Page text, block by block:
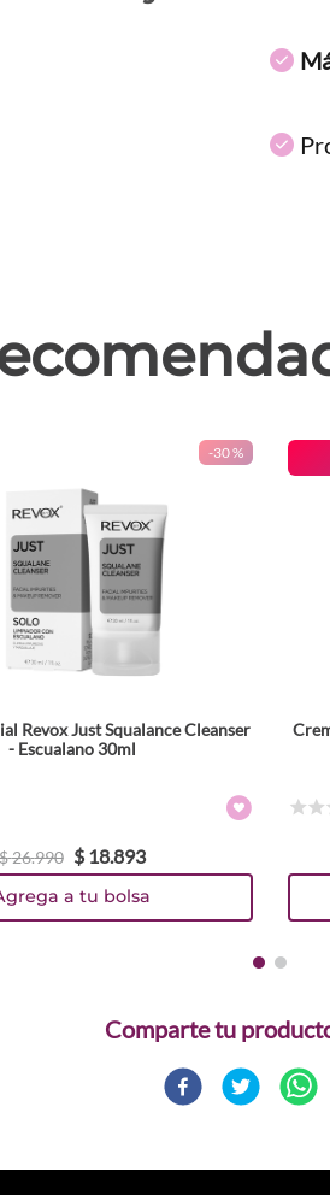
-30 %
Revox Just Squalance Cleanser
- Escualano 30ml
26.990 $ 18.893
a tu bolsa
Comparte